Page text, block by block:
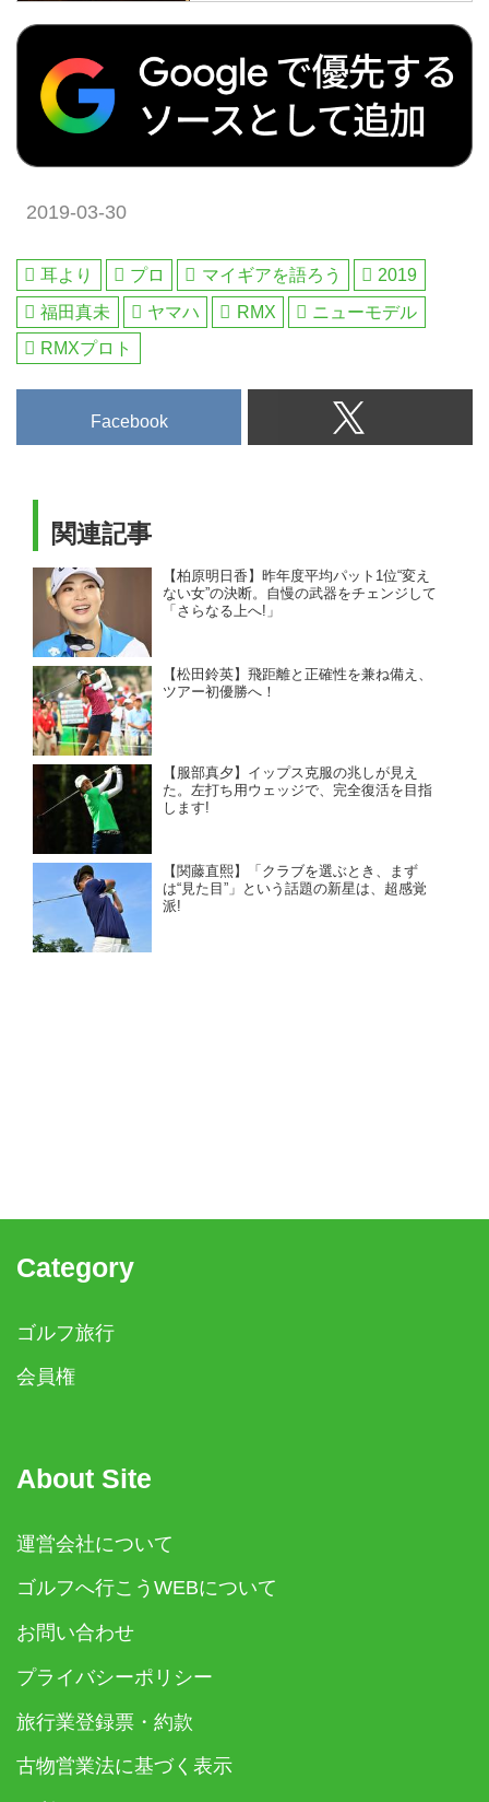
平坦な松林を前に、想像力の限り
登場や世界視察旅行を経て、世界
水準のコース設計に取り組んだ壮
年時代。そして晩年。コース設計
当に造りたかったコースを描き始
2019-03-30
耳より プロ マイギアを語ろう
2019
福田真未
ヤマハ RMX
ニューモデル
RMXプロト
Facebook
関連記事
【柏原明日香】昨年度平均パット1位“変え
ない女”の決断。自慢の武器をチェンジして
「さらなる上へ!」
【松田鈴英】飛距離と正確性を兼ね備え、
ツアー初優勝へ！
【服部真夕】イップス克服の兆しが見え
た。左打ち用ウェッジで、完全復活を目指
します!
【関藤直熙】「クラブを選ぶとき、まず
は“見た目”」という話題の新星は、超感覚
派!
Category
ゴルフ旅行
会員権
About Site
運営会社について
ゴルフへ行こうWEBについて
お問い合わせ
プライバシーポリシー
旅行業登録票・約款
古物営業法に基づく表示